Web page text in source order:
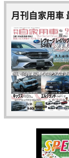
月刊自家用車